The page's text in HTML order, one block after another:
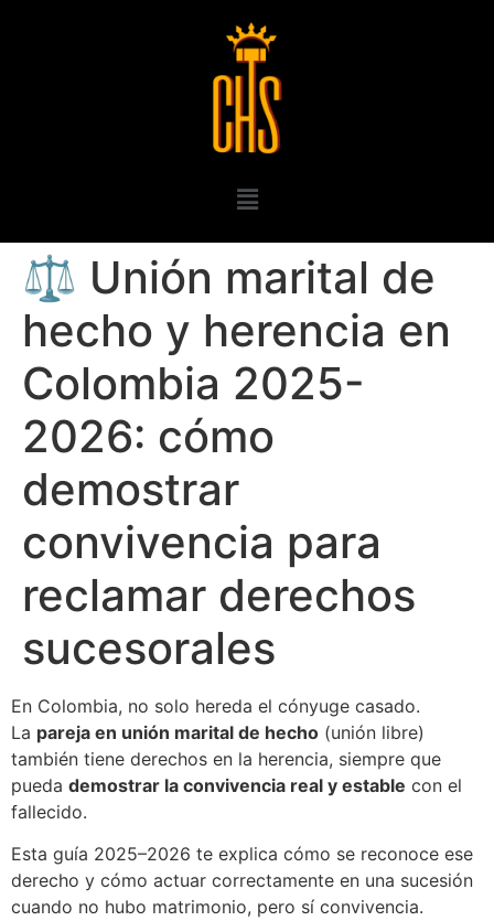
⚖️ Unión marital de
hecho y herencia en
Colombia 2025-
2026: cómo
demostrar
convivencia para
reclamar derechos
sucesorales
En Colombia, no solo hereda el cónyuge casado.
La pareja en unión marital de hecho (unión libre)
también tiene derechos en la herencia, siempre que
pueda demostrar la convivencia real y estable con el
fallecido.
Esta guía 2025–2026 te explica cómo se reconoce ese
derecho y cómo actuar correctamente en una sucesión
cuando no hubo matrimonio, pero sí convivencia.